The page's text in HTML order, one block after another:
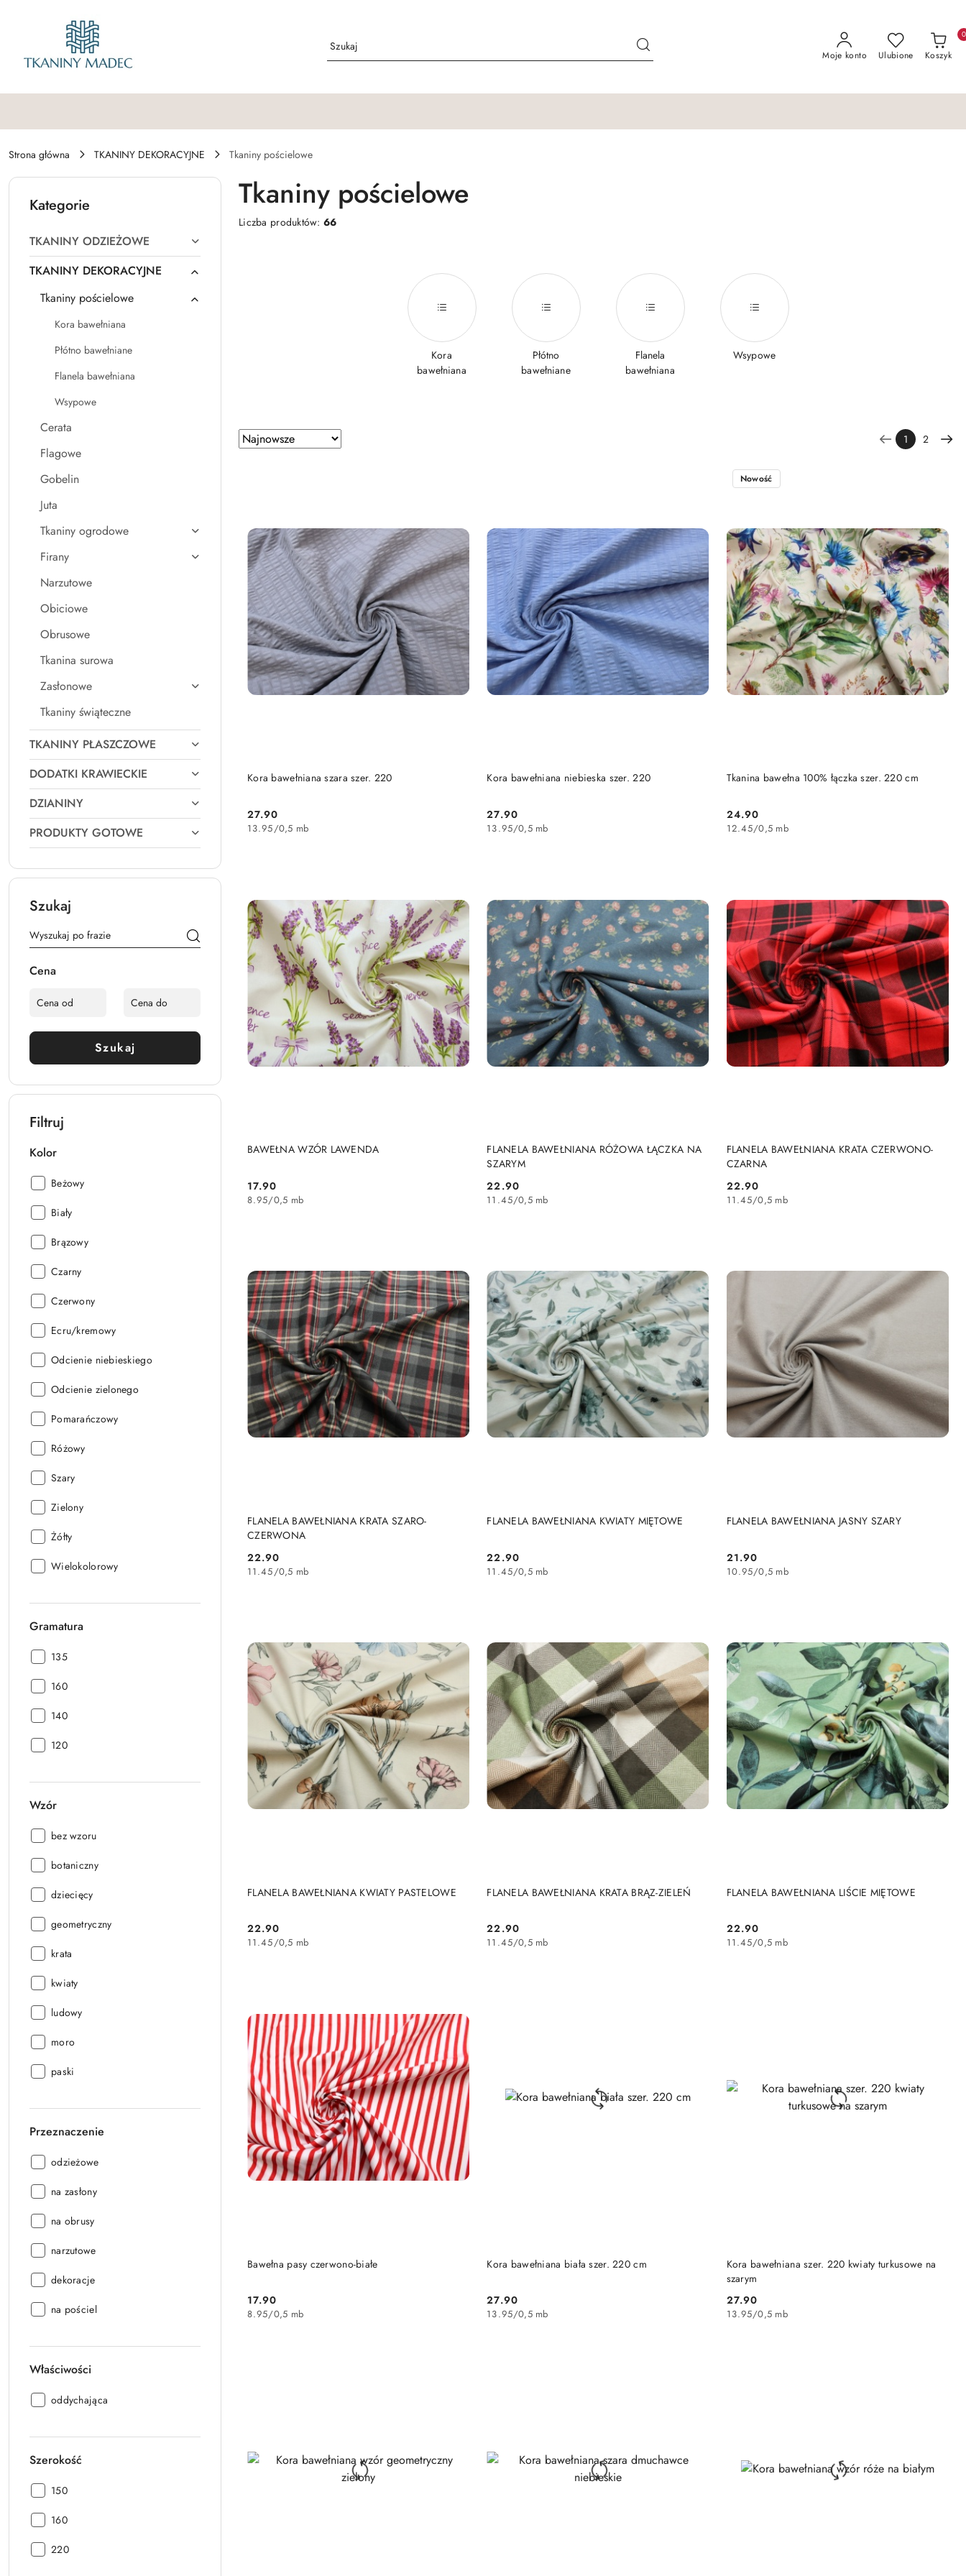
Moje konto Ulubione Koszyk
0
Strona główna TKANINY DEKORACYJNE Tkaniny pościelowe
Kategorie
TKANINY ODZIEŻOWE
TKANINY DEKORACYJNE
Tkaniny pościelowe
Kora bawełniana
Płótno bawełniane
Flanela bawełniana
Wsypowe
Cerata
Flagowe
Gobelin
Juta
Tkaniny ogrodowe
Firany
Narzutowe
Obiciowe
Obrusowe
Tkanina surowa
Zasłonowe
Tkaniny świąteczne
TKANINY PŁASZCZOWE
DODATKI KRAWIECKIE
DZIANINY
PRODUKTY GOTOWE
Szukaj
Cena
Szukaj
Filtruj
Kolor
Kolor:
Beżowy
Kolor:
Biały
Kolor:
Brązowy
Kolor:
Czarny
Kolor:
Czerwony
Kolor:
Ecru/kremowy
Kolor:
Odcienie niebieskiego
Kolor:
Odcienie zielonego
Kolor:
Pomarańczowy
Kolor:
Różowy
Kolor:
Szary
Kolor:
Zielony
Kolor:
Żółty
Kolor:
Wielokolorowy
Gramatura
Gramatura:
135
Gramatura:
160
Gramatura:
140
Gramatura:
120
Wzór
Wzór:
bez wzoru
Wzór:
botaniczny
Wzór:
dziecięcy
Wzór:
geometryczny
Wzór:
krata
Wzór:
kwiaty
Wzór:
ludowy
Wzór:
moro
Wzór:
paski
Przeznaczenie
Przeznaczenie:
odzieżowe
Przeznaczenie:
na zasłony
Przeznaczenie:
na obrusy
Przeznaczenie:
narzutowe
Przeznaczenie:
dekoracje
Przeznaczenie:
na pościel
Właściwości
Właściwości:
oddychająca
Szerokość
Szerokość:
150
Szerokość:
160
Szerokość:
220
Tkaniny pościelowe
Liczba produktów:66
Kora
bawełniana
Płótno
bawełniane
Flanela
bawełniana
Wsypowe
Zastosowano
sortowanie:
Sortuj
według
1 2
Kora bawełniana szara szer. 220
Cena:
27.90
13.95/0,5 mb
DO KOSZYKA Kora bawełniana niebieska szer. 220
Cena:
27.90
13.95/0,5 mb
DO KOSZYKA Tkanina bawełna 100% łączka szer. 220 cm
Cena:
24.90
12.45/0,5 mb
Nowość
DO KOSZYKA
BAWEŁNA WZÓR LAWENDA
Cena:
17.90
8.95/0,5 mb
DO KOSZYKA
FLANELA BAWEŁNIANA RÓŻOWA ŁĄCZKA NA
SZARYM
Cena:
22.90
11.45/0,5 mb
DO KOSZYKA
FLANELA BAWEŁNIANA KRATA CZERWONO-
CZARNA
Cena:
22.90
11.45/0,5 mb
DO KOSZYKA
FLANELA BAWEŁNIANA KRATA SZARO-
CZERWONA
Cena:
22.90
11.45/0,5 mb
DO KOSZYKA FLANELA BAWEŁNIANA KWIATY MIĘTOWE
Cena:
22.90
11.45/0,5 mb
DO KOSZYKA FLANELA BAWEŁNIANA JASNY SZARY
Cena:
21.90
10.95/0,5 mb
DO KOSZYKA
FLANELA BAWEŁNIANA KWIATY PASTELOWE
Cena:
22.90
11.45/0,5 mb
DO KOSZYKA FLANELA BAWEŁNIANA KRATA BRĄZ-ZIELEŃ
Cena:
22.90
11.45/0,5 mb
DO KOSZYKA FLANELA BAWEŁNIANA LIŚCIE MIĘTOWE
Cena:
22.90
11.45/0,5 mb
DO KOSZYKA
Bawełna pasy czerwono-białe
Cena:
17.90
8.95/0,5 mb
PRODUKT NIEDOSTĘPNY Kora bawełniana biała szer. 220 cm
Cena:
27.90
13.95/0,5 mb
DO KOSZYKA
Kora bawełniana szer. 220 kwiaty turkusowe na
szarym
Cena:
27.90
13.95/0,5 mb
DO KOSZYKA